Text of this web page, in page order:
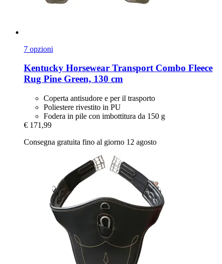
7 opzioni
Kentucky Horsewear Transport Combo Fleece
Rug Pine Green, 130 cm
Coperta antisudore e per il trasporto
Poliestere rivestito in PU
Fodera in pile con imbottitura da 150 g
€ 171,99
Consegna gratuita fino al giorno 12 agosto